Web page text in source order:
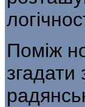
Поміж